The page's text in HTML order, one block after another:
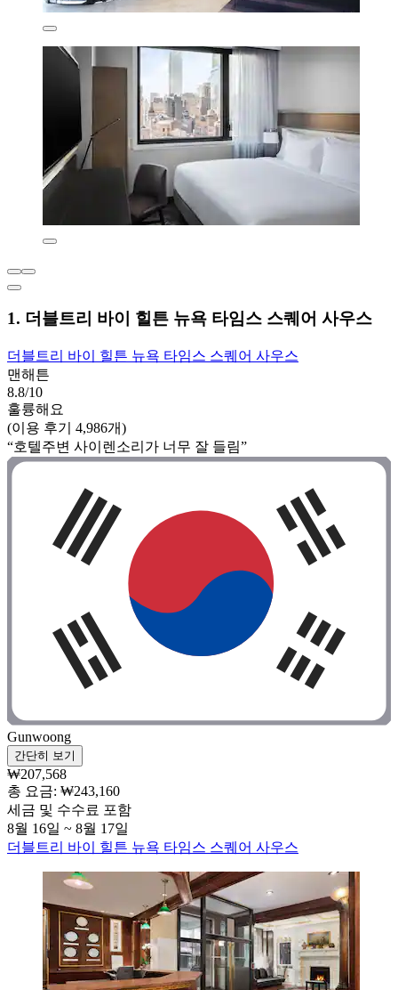
1. 더블트리 바이 힐튼 뉴욕 타임스 스퀘어 사우스
더블트리 바이 힐튼 뉴욕 타임스 스퀘어 사우스
맨해튼
8.8/10
훌륭해요
(이용 후기 4,986개)
“호텔주변 사이렌소리가 너무 잘 들림”
Gunwoong
간단히 보기
₩207,568
총 요금: ₩243,160
세금 및 수수료 포함
8월 16일 ~ 8월 17일
더블트리 바이 힐튼 뉴욕 타임스 스퀘어 사우스